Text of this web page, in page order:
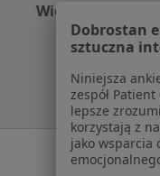
Więcej (15)
Więcej w
Dobrostan
sztuczna
Niniejsza
zespół
lepsze
korzystają z
jako wsparcia